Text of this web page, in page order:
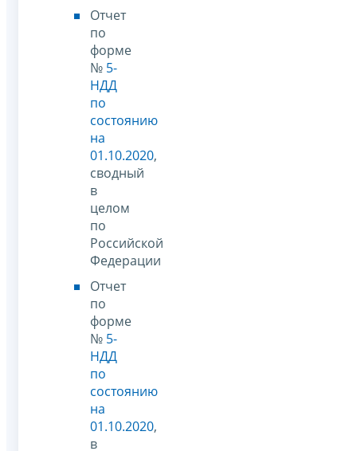
Отчет
по
форме
№ 5-
НДД
по
состоянию
на
01.10.2020,
сводный
в
целом
по
Российской
Федерации
Отчет
по
форме
№ 5-
НДД
по
состоянию
на
01.10.2020,
в